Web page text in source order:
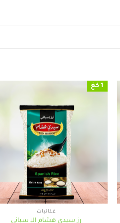
1 كغ
غذائيات
رز سيدي هشام الإ سباني